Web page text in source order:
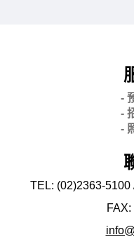
-
-
-
TEL: (02)2363-5100